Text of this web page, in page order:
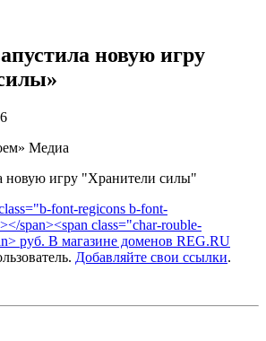
новую игру
Медиа
новую игру "Хранители силы"
font-regicons b-font-
span><span class="char-rouble-
руб. В магазине доменов REG.RU
Добавляйте свои ссылки.